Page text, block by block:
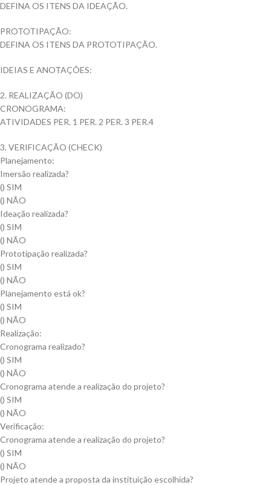
DEFINA OS ITENS DA IDEAÇÃO.
PROTOTIPAÇÃO:
DEFINA OS ITENS DA PROTOTIPAÇÃO.
IDEIAS E ANOTAÇÕES:
2. REALIZAÇÃO (DO)
CRONOGRAMA:
ATIVIDADES PER. 1 PER. 2 PER. 3 PER.4
3. VERIFICAÇÃO (CHECK)
Planejamento:
Imersão realizada?
() SIM
() NÃO
Ideação realizada?
() SIM
() NÃO
Prototipação realizada?
() SIM
() NÃO
Planejamento está ok?
() SIM
() NÃO
Realização:
Cronograma realizado?
() SIM
() NÃO
Cronograma atende a realização do projeto?
() SIM
() NÃO
Verificação:
Cronograma atende a realização do projeto?
() SIM
() NÃO
Projeto atende a proposta da instituição escolhida?